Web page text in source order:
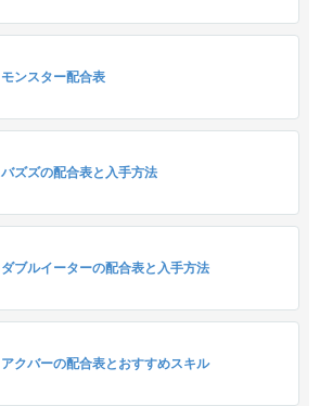
モンスター配合表
バズズの配合表と入手方法
ダブルイーターの配合表と入手方法
アクバーの配合表とおすすめスキル